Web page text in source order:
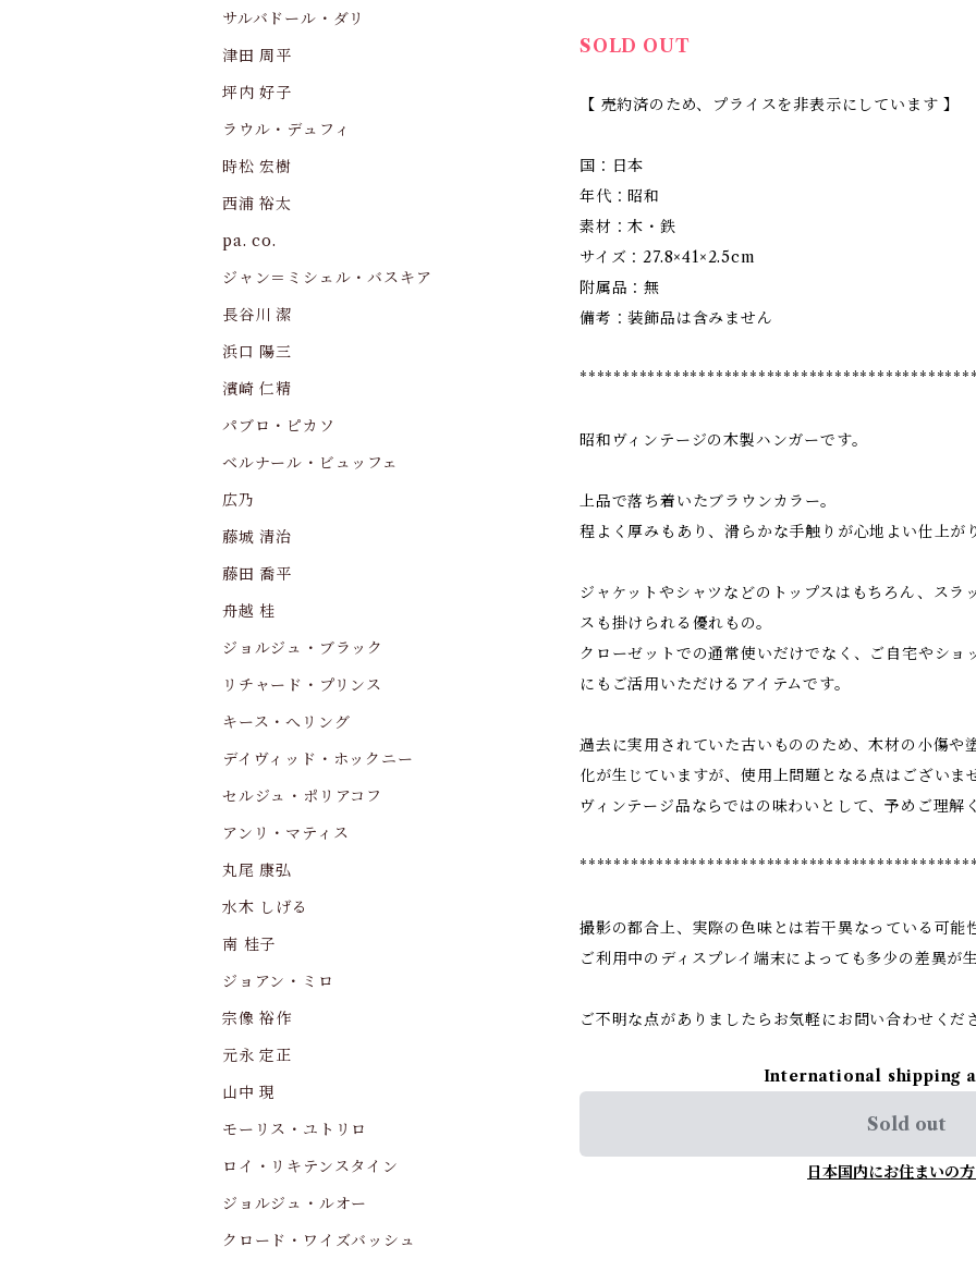
SOLD OUT
【 売約済のため、プライスを非表示にしています 】
国：日本
年代：昭和
素材：木・鉄
サイズ：27.8×41×2.5cm
附属品：無
備考：装飾品は含みません
昭和ヴィンテージの木製ハンガーです。
上品で落ち着いたブラウンカラー。
程よく厚みもあり、滑らかな手触りが心地よい仕上が
ジャケットやシャツなどのトップスはもちろん、スラ
スも掛けられる優れもの。
クローゼットでの通常使いだけでなく、ご自宅やショ
にもご活用いただけるアイテムです。
過去に実用されていた古いもののため、木材の小傷や
化が生じていますが、使用上問題となる点はございま
ヴィンテージ品ならではの味わいとして、予めご理解
撮影の都合上、実際の色味とは若干異なっている可能
ご利用中のディスプレイ端末によっても多少の差異が
ご不明な点がありましたらお気軽にお問い合わせくだ
International shipping
Sold out
日本国内にお住まいの
サルバドール・ダリ
津田 周平
坪内 好子
ラウル・デュフィ
時松 宏樹
西浦 裕太
pa. co.
ジャン＝ミシェル・バスキア
長谷川 潔
浜口 陽三
濱崎 仁精
パブロ・ピカソ
ベルナール・ビュッフェ
広乃
藤城 清治
藤田 喬平
舟越 桂
ジョルジュ・ブラック
リチャード・プリンス
キース・へリング
デイヴィッド・ホックニー
セルジュ・ポリアコフ
アンリ・マティス
丸尾 康弘
水木 しげる
南 桂子
ジョアン・ミロ
宗像 裕作
元永 定正
山中 現
モーリス・ユトリロ
ロイ・リキテンスタイン
ジョルジュ・ルオー
クロード・ワイズバッシュ